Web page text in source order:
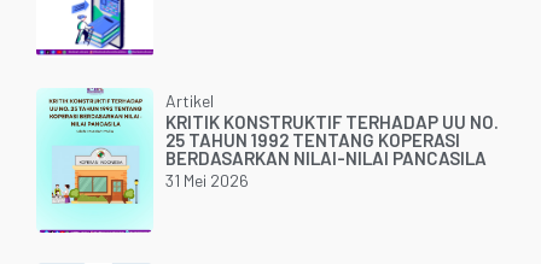
Artikel
KRITIK KONSTRUKTIF TERHADAP UU NO.
25 TAHUN 1992 TENTANG KOPERASI
BERDASARKAN NILAI-NILAI PANCASILA
31 Mei 2026